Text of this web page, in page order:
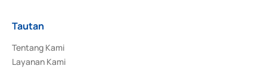
Tautan
Tentang Kami
Layanan Kami